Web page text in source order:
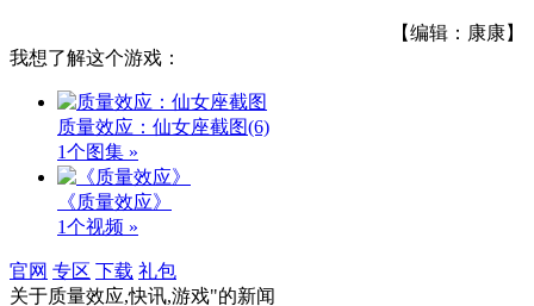
【编辑：康康】
我想了解这个游戏：
质量效应：仙女座截图(6)
1个图集 »
《质量效应》
1个视频 »
官网 专区 下载 礼包
关于质量效应,快讯,游戏"的新闻